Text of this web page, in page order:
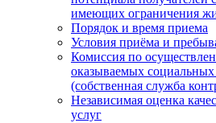
имеющих ограничения
Порядок и время приема
Условия приёма и
Комиссия по
оказываемых
(собственная служба
Независимая оценка
услуг